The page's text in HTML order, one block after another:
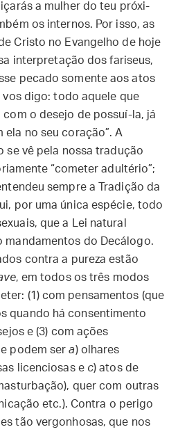
a mulher do teu próxi­
os internos. Por isso, as
Cristo no Evangelho de hoje
interpretação dos fariseus,
pecado somente aos atos
vos digo: todo aquele que
com o desejo de possuí-la, já
no seu coração”. A
se vê pela nossa tradução
“cometer adultério”;
sempre a Tradição da
por uma única espécie, todo
que a Lei natural
mandamentos do Decálogo.
contra a pureza estão
, em todos os três modos
(1) com pensamentos (que
quando há consentimento
e (3) com ações
podem sera) olhares
licenciosas e c) atos de
quer com outras
etc.). Contra o perigo
tão vergonhosas, que nos